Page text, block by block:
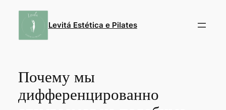
Levitá Estética e Pilates
Почему мы
дифференцированно